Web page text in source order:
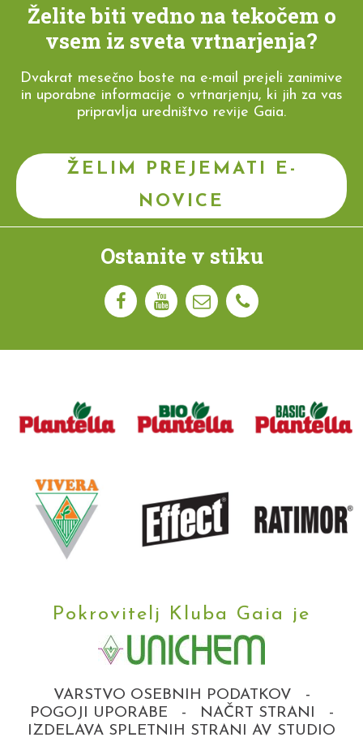
Želite biti vedno na tekočem o
vsem iz sveta vrtnarjenja?
Dvakrat mesečno boste na e-mail prejeli zanimive
in uporabne informacije o vrtnarjenju, ki jih za vas
pripravlja uredništvo revije Gaia.
ŽELIM PREJEMATI E-
NOVICE
Ostanite v stiku
Pokrovitelj Kluba Gaia je
VARSTVO OSEBNIH PODATKOV
-
POGOJI UPORABE
- NAČRT STRANI
-
IZDELAVA SPLETNIH STRANI AV STUDIO